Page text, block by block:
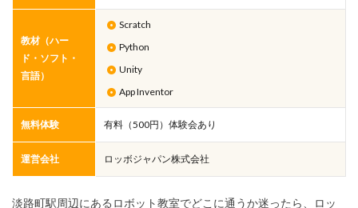
教材（ハー
ド・ソフト・
言語）
Scratch
Python
Unity
App Inventor
無料体験 有料（500円）体験会あり
運営会社 ロッボジャパン株式会社
淡路町駅周辺にあるロボット教室でどこに通うか迷ったら、ロッ